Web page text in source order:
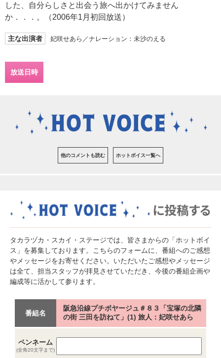
した、自分らしさと出会う旅へ出かけてみません
か．．．。（2006年1月初回放送）
主な出演者 妃咲せあら／ナレーション：未沙のえる
放送日時
他のコメントも読む ホットボイス一覧へ
タカラヅカ・スカイ・ステージでは、皆さまからの「ホットボイ
ス」を募集しております。こちらのフォームに、番組へのご感想
やメッセージをお寄せください。いただいたご感想やメッセージ
は全て、担当スタッフが拝見させていただき、今後の番組企画や
編成等に活かして参ります。
番組名
阪急沿線プチボヤージュ＃８３「宝塚の北隣
の街 三田を訪ねて」(1) 旅人：妃咲せあら
ペンネーム
(全角20文字まで)